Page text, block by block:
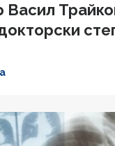
Васил